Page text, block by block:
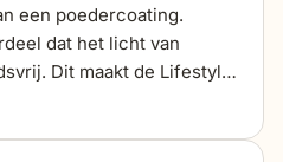
een poedercoating.
dat het licht van
Dit maakt de Lifestyle
een duurzame aanschaf.